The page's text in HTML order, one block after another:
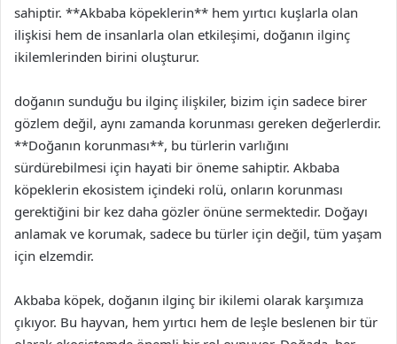
sahiptir. **Akbaba köpeklerin** hem yırtıcı kuşlarla olan
ilişkisi hem de insanlarla olan etkileşimi, doğanın ilginç
ikilemlerinden birini oluşturur.
doğanın sunduğu bu ilginç ilişkiler, bizim için sadece birer
gözlem değil, aynı zamanda korunması gereken değerlerdir.
**Doğanın korunması**, bu türlerin varlığını
sürdürebilmesi için hayati bir öneme sahiptir. Akbaba
köpeklerin ekosistem içindeki rolü, onların korunması
gerektiğini bir kez daha gözler önüne sermektedir. Doğayı
anlamak ve korumak, sadece bu türler için değil, tüm yaşam
için elzemdir.
Akbaba köpek, doğanın ilginç bir ikilemi olarak karşımıza
çıkıyor. Bu hayvan, hem yırtıcı hem de leşle beslenen bir tür